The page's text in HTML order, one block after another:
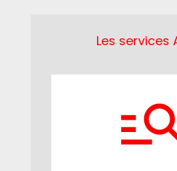
Les services